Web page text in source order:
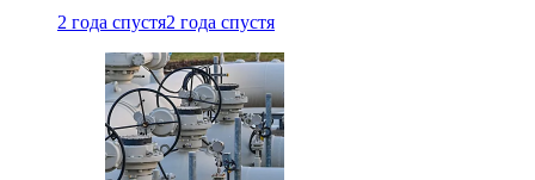
2 года спустя2 года спустя